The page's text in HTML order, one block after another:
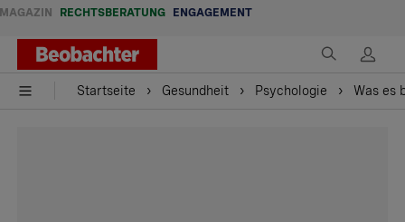
MAGAZIN RECHTSBERATUNG ENGAGEMENT
Startseite Gesundheit Psychologie Was es